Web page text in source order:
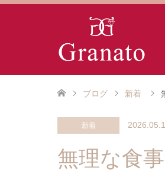
ブログ 新着
新着
無理な食